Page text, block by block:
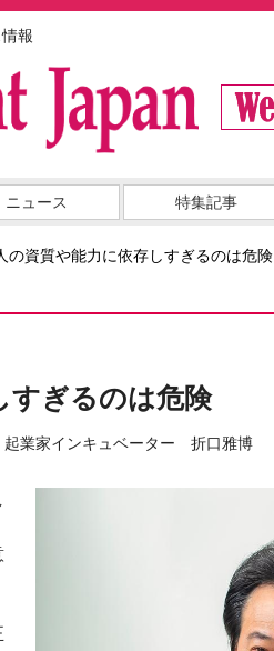
報
ニュース 特集記事
の資質や能力に依存しすぎるのは危険
すぎるのは危険
業家インキュベーター 折口雅博